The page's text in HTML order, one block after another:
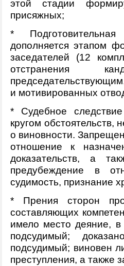
этой стадии
присяжных;
*
дополняется этапом
заседателей (12
отстранения
и мотивированных
* Судебное
кругом
о виновности.
отношение к
доказательств, а
предубеждение в
судимость, признание
* Прения сторон
составляющих
имело место деяние, в
подсудимый;
подсудимый; виновен
преступления, а также